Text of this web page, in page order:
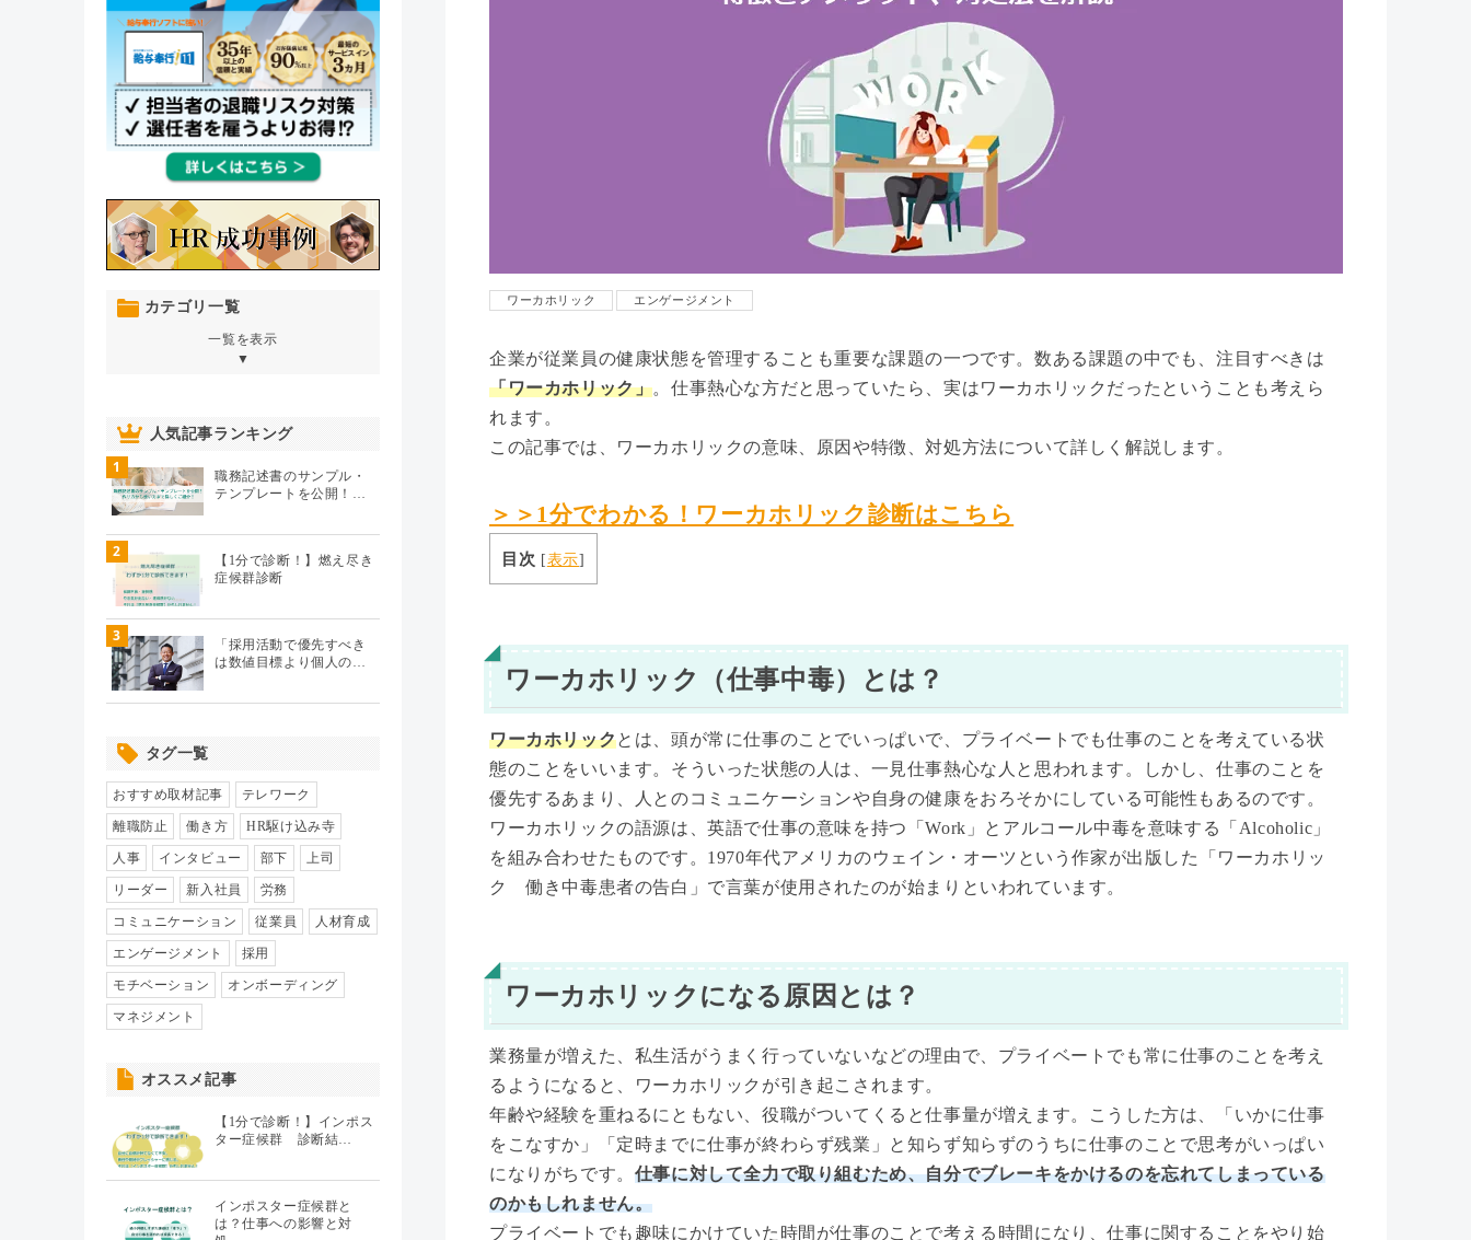
ワーカホリック エンゲージメント
企業が従業員の健康状態を管理することも重要な課題の一つです。数ある課題の中でも、注目すべきは
「ワーカホリック」。仕事熱心な方だと思っていたら、実はワーカホリックだったということも考えら
れます。
この記事では、ワーカホリックの意味、原因や特徴、対処方法について詳しく解説します。
＞＞1分でわかる！ワーカホリック診断はこちら
目次 [表示]
ワーカホリック（仕事中毒）とは？
ワーカホリックとは、頭が常に仕事のことでいっぱいで、プライベートでも仕事のことを考えている状
態のことをいいます。そういった状態の人は、一見仕事熱心な人と思われます。しかし、仕事のことを
優先するあまり、人とのコミュニケーションや自身の健康をおろそかにしている可能性もあるのです。
ワーカホリックの語源は、英語で仕事の意味を持つ「Work」とアルコール中毒を意味する「Alcoholic」
を組み合わせたものです。1970年代アメリカのウェイン・オーツという作家が出版した「ワーカホリッ
ク 働き中毒患者の告白」で言葉が使用されたのが始まりといわれています。
ワーカホリックになる原因とは？
業務量が増えた、私生活がうまく行っていないなどの理由で、プライベートでも常に仕事のことを考え
るようになると、ワーカホリックが引き起こされます。
年齢や経験を重ねるにともない、役職がついてくると仕事量が増えます。こうした方は、「いかに仕事
をこなすか」「定時までに仕事が終わらず残業」と知らず知らずのうちに仕事のことで思考がいっぱい
になりがちです。 仕事に対して全力で取り組むため、自分でブレーキをかけるのを忘れてしまっている
のかもしれません。
プライベートでも趣味にかけていた時間が仕事のことで考える時間になり、仕事に関することをやり始
カテゴリ一覧
一覧を表示
▼
人材育成・開発・研修 （106）
エンゲージメント（104）
パフォーマンス管理（112）
HR駆け込み寺
HRの基本（33）
リクルーティング（19）
給与制度・設計（8）
人事異動・配置（7）
人気記事ランキング
1
職務記述書のサンプル・
テンプレートを公開！…
2
【1分で診断！】燃え尽き
症候群診断
3
「採用活動で優先すべき
は数値目標より個人の…
タグ一覧
おすすめ取材記事 テレワーク
離職防止 働き方 HR駆け込み寺
人事 インタビュー 部下 上司
リーダー 新入社員 労務
コミュニケーション 従業員 人材育成
エンゲージメント 採用
モチベーション オンボーディング
マネジメント
オススメ記事
【1分で診断！】インポス
ター症候群 診断結…
インポスター症候群と
は？仕事への影響と対